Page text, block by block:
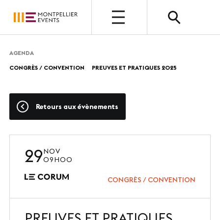
QUI SOMMES-NOUS ?
Nos métiers
Nos valeurs
Nos équipes
Photothèque
AGENDA
CONGRÈS / CONVENTION
PREUVES ET PRATIQUES 2025
Retours aux évènements
29NOV
09H00
CONGRÈS / CONVENTION